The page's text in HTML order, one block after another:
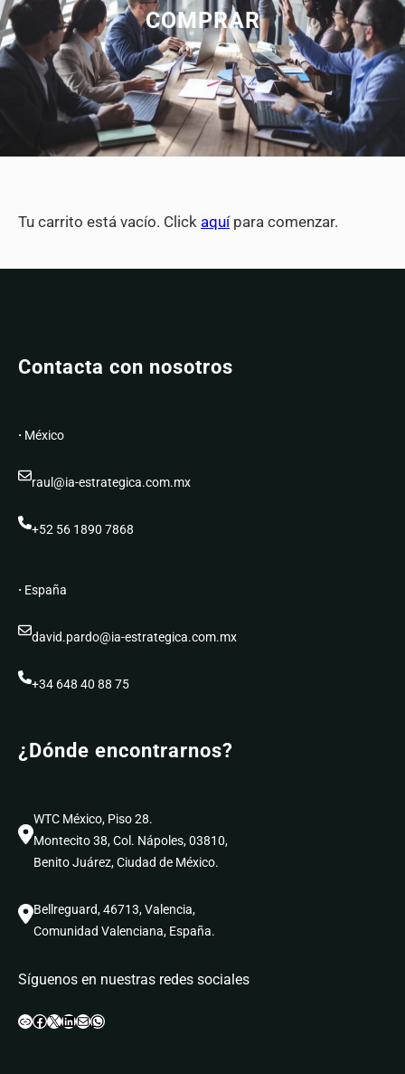
COMPRAR
Tu carrito está vacío. Click aquípara comenzar.
Contacta con nosotros
· México
raul@ia-estrategica.com.mx
+52 56 1890 7868
· España
david.pardo@ia-estrategica.com.mx
+34 648 40 88 75
¿Dónde encontrarnos?
WTC México, Piso 28.
Montecito 38, Col. Nápoles, 03810,
Benito Juárez, Ciudad de México.
Bellreguard, 46713, Valencia,
Comunidad Valenciana, España.
Síguenos en nuestras redes sociales
Enlace Facebook X LinkedIn Correo electrónico WhatsApp